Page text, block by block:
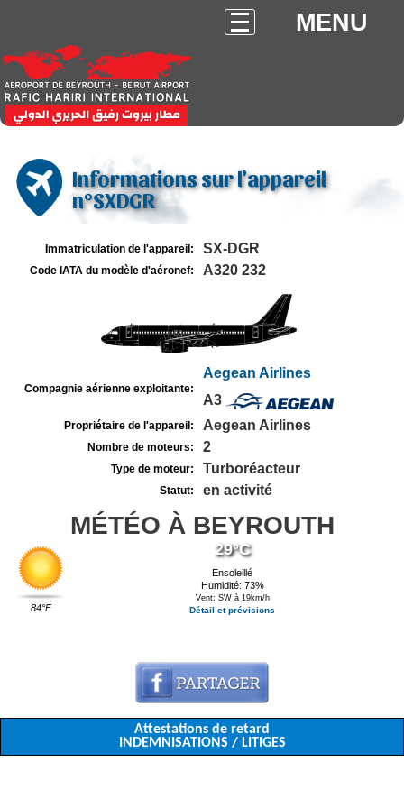
MENU
Informations sur l'appareil
n°SXDGR
Immatriculation de l'appareil: SX-DGR
Code IATA du modèle d'aéronef: A320 232
Compagnie aérienne exploitante:
Aegean Airlines
A3
Propriétaire de l'appareil: Aegean Airlines
Nombre de moteurs: 2
Type de moteur: Turboréacteur
Statut: en activité
MÉTÉO À BEYROUTH
84°F
29°C
Ensoleillé
Humidité: 73%
Vent: SW à 19km/h
Détail et prévisions
Attestations de retard
INDEMNISATIONS / LITIGES